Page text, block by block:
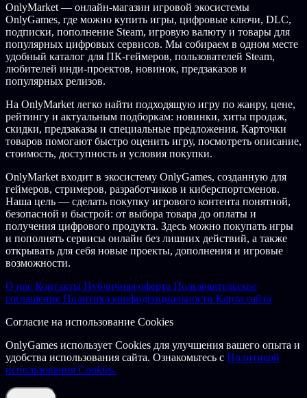
OnlyMarket — онлайн-магазин игровой экосистемы
OnlyGames, где можно купить игры, цифровые ключи, DLC,
подписки, пополнение Steam, игровую валюту и товары для
популярных цифровых сервисов. Мы собираем в одном месте
удобный каталог для ПК-геймеров, пользователей Steam,
любителей инди-проектов, новинок, предзаказов и
популярных релизов.
На OnlyMarket легко найти подходящую игру по жанру, цене,
рейтингу и актуальным подборкам: новинки, хиты продаж,
скидки, предзаказы и специальные предложения. Карточки
товаров помогают быстро оценить игру, посмотреть описание,
стоимость, доступность и условия покупки.
OnlyMarket входит в экосистему OnlyGames, созданную для
геймеров, стримеров, разработчиков и киберспортсменов.
Наша цель — сделать покупку игрового контента понятной,
безопасной и быстрой: от выбора товара до оплаты и
получения цифрового продукта. Здесь можно покупать игры
и пополнять сервисы онлайн без лишних действий, а также
открывать для себя новые проекты, дополнения и игровые
возможности.
О нас Контакты Публичная оферта Пользовательское
соглашение Политика конфиденциальности Карта сайта
Согласие на использование Cookies
OnlyGames использует Cookies для улучшения вашего опыта и
удобства использования сайта. Ознакомьтесь с Политикой
использования Cookies.